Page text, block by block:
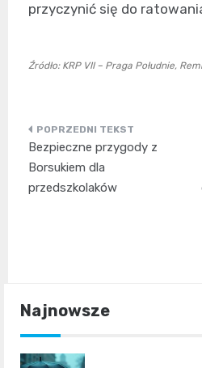
przyczynić się do
Źródło: KRP VII – Praga Południe,
Nawigacja
wpisu
Bezpieczne przygody z
Borsukiem dla
przedszkolaków
Najnowsze